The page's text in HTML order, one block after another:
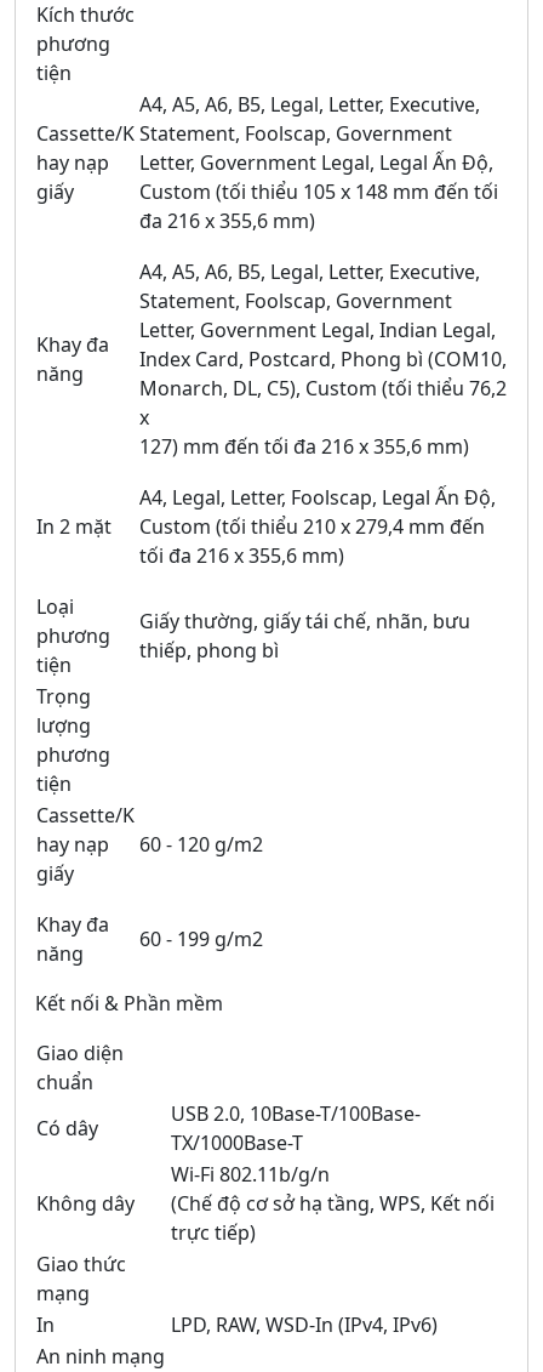
Kích thước
phương
tiện
Cassette/K
hay nạp
giấy
A4, A5, A6, B5, Legal, Letter, Executive,
Statement, Foolscap, Government
Letter, Government Legal, Legal Ấn Độ,
Custom (tối thiểu 105 x 148 mm đến tối
đa 216 x 355,6 mm)
Khay đa
năng
A4, A5, A6, B5, Legal, Letter, Executive,
Statement, Foolscap, Government
Letter, Government Legal, Indian Legal,
Index Card, Postcard, Phong bì (COM10,
Monarch, DL, C5), Custom (tối thiểu 76,2
x
127) mm đến tối đa 216 x 355,6 mm)
In 2 mặt
A4, Legal, Letter, Foolscap, Legal Ấn Độ,
Custom (tối thiểu 210 x 279,4 mm đến
tối đa 216 x 355,6 mm)
Loại
phương
tiện
Giấy thường, giấy tái chế, nhãn, bưu
thiếp, phong bì
Trọng
lượng
phương
tiện
Cassette/K
hay nạp
giấy
60 - 120 g/m2
Khay đa
năng
60 - 199 g/m2
Kết nối & Phần mềm
Giao diện
chuẩn
Có dây
USB 2.0, 10Base-T/100Base-
TX/1000Base-T
Không dây
Wi-Fi 802.11b/g/n
(Chế độ cơ sở hạ tầng, WPS, Kết nối
trực tiếp)
Giao thức
mạng
In
LPD, RAW, WSD-In (IPv4, IPv6)
An ninh mạng